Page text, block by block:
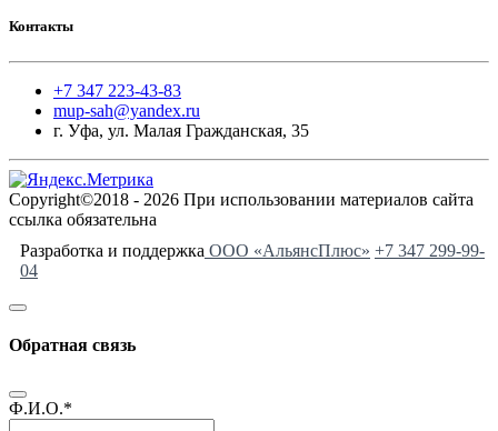
Контакты
+7 347 223-43-83
mup-sah@yandex.ru
г. Уфа, ул. Малая Гражданская, 35
Copyright©2018 - 2026 При использовании материалов сайта
ссылка обязательна
Разработка и поддержка ООО «АльянсПлюс» +7 347 299-99-
04
Обратная связь
Ф.И.О.*